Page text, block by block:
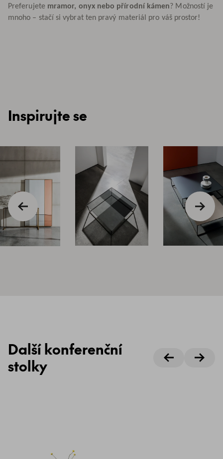
Preferujete mramor, onyx nebo přírodní kámen? Možností je
mnoho – stačí si vybrat ten pravý materiál pro váš prostor!
Inspirujte se
Další konferenční
stolky